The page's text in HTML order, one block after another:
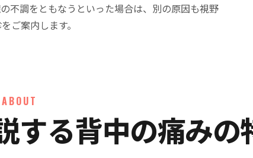
不調をともなうといった場合は、別の原因も視野
ご案内します。
ABOUT
する背中の痛みの